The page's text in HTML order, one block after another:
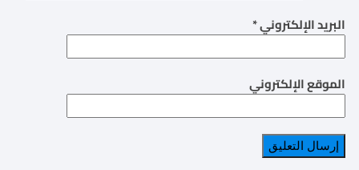
البريد الإلكتروني*
الموقع الإلكتروني